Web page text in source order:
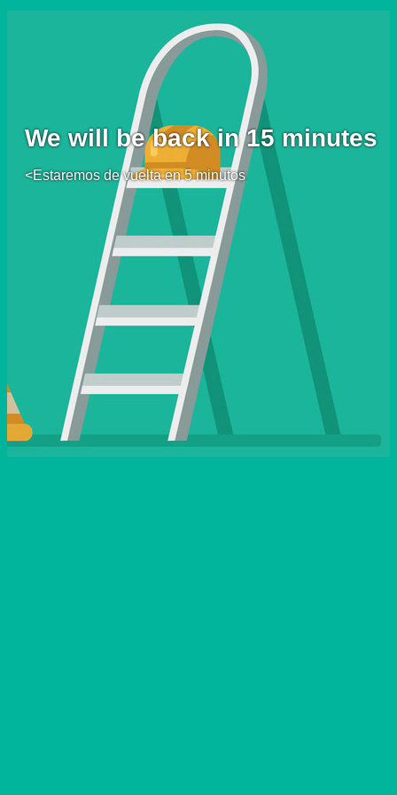
We will be back in 15 minutes
<Estaremos de vuelta en 5 minutos